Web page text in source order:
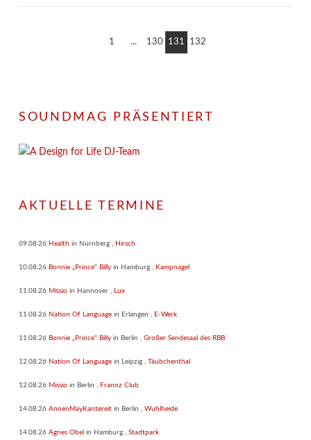
1 ... 130 131 132
SOUNDMAG PRÄSENTIERT
AKTUELLE TERMINE
09.08.26 Health in Nürnberg , Hirsch
10.08.26 Bonnie „Prince“ Billy in Hamburg , Kampnagel
11.08.26 Missio in Hannover , Lux
11.08.26 Nation Of Language in Erlangen , E-Werk
11.08.26 Bonnie „Prince“ Billy in Berlin , Großer Sendesaal des RBB
12.08.26 Nation Of Language in Leipzig , Täubchenthal
12.08.26 Missio in Berlin , Frannz Club
14.08.26 AnnenMayKantereit in Berlin , Wuhlheide
14.08.26 Agnes Obel in Hamburg , Stadtpark